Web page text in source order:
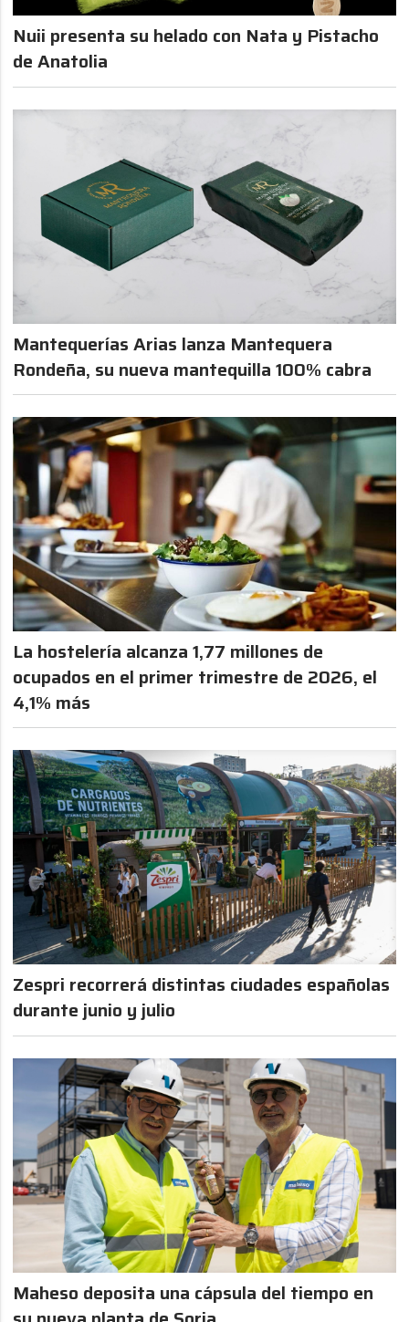
Nuii presenta su helado con Nata y Pistacho
de Anatolia
Mantequerías Arias lanza Mantequera
Rondeña, su nueva mantequilla 100% cabra
La hostelería alcanza 1,77 millones de
ocupados en el primer trimestre de 2026, el
4,1% más
Zespri recorrerá distintas ciudades españolas
durante junio y julio
Maheso deposita una cápsula del tiempo en